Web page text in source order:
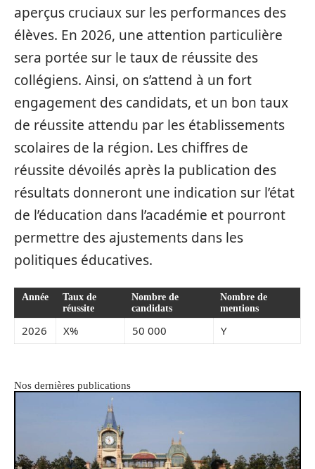
aperçus cruciaux sur les performances des
élèves. En 2026, une attention particulière
sera portée sur le taux de réussite des
collégiens. Ainsi, on s’attend à un fort
engagement des candidats, et un bon taux
de réussite attendu par les établissements
scolaires de la région. Les chiffres de
réussite dévoilés après la publication des
résultats donneront une indication sur l’état
de l’éducation dans l’académie et pourront
permettre des ajustements dans les
politiques éducatives.
Année
Taux de
réussite
Nombre de
candidats
Nombre de
mentions
2026 X% 50 000 Y
Nos dernières publications